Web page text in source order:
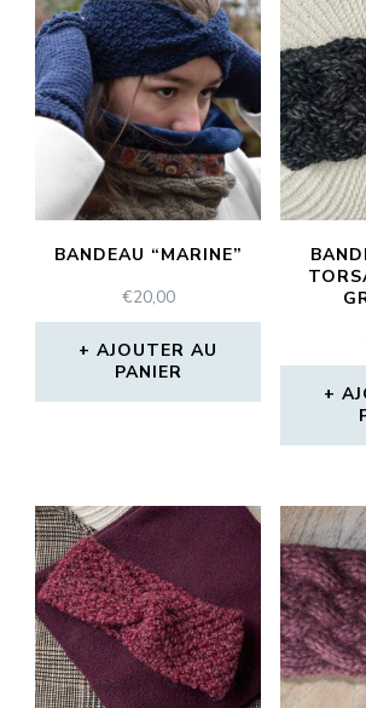
BANDEAU “MARINE”
€20,00
AJOUTER AU
PANIER